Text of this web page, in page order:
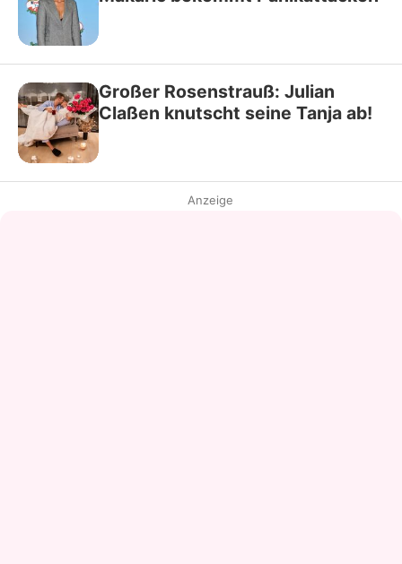
Großer Rosenstrauß: Julian
Claßen knutscht seine Tanja ab!
Anzeige